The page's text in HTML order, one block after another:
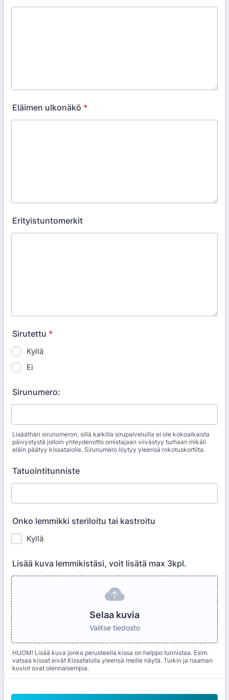
Eläimen ulkonäkö *
Erityistuntomerkit
Sirutettu *
Kyllä
Ei
Sirunumero:
Lisääthän sirunumeron, sillä kaikilla sirupalveluilla ei ole kokoaikaista
päivystystä jolloin yhteydenotto omistajaan viivästyy turhaan mikäli
eläin päätyy kissatalolle. Sirunumero löytyy yleensä rokotuskortilta.
Tatuointitunniste
Onko lemmikki steriloitu tai kastroitu
Kyllä
Lisää kuva lemmikistäsi, voit lisätä max 3kpl.
Selaa kuvia
Valitse tiedosto
HUOM! Lisää kuva jonka perusteella kissa on helppo tunnistaa. Esim.
vatsaa kissat eivät Kissatalolla yleensä meille näytä. Turkin ja naaman
kuviot ovat olennaisempia.